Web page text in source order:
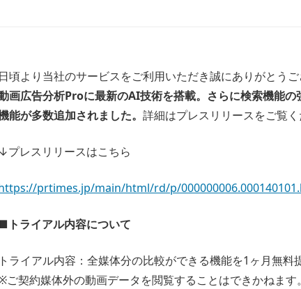
日頃より当社のサービスをご利用いただき誠にありがとう
画広告分析Proに最新のAI技術を搭載。さらに検索機能
能が多数追加されました。 詳細はプレスリリースをご覧く
↓プレスリリースはこちら
prtimes.jp/main/html/rd/p/
トライアル内容について
トライアル内容：全媒体分の比較ができる機能を1ヶ月無料
ご契約媒体外の動画データを閲覧することはできかねます。